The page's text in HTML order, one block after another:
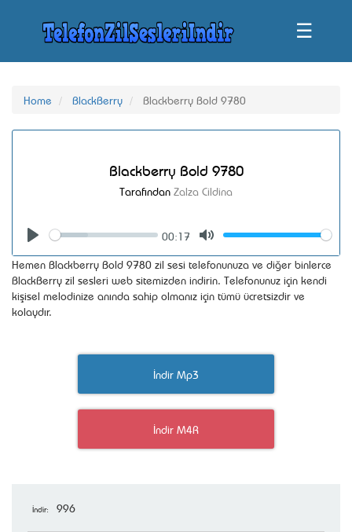
☰
Home BlackBerry Blackberry Bold 9780
Blackberry Bold 9780
Tarafından Zalza Cildina
Seek
00:17
Volume
Hemen Blackberry Bold 9780 zil sesi telefonunuza ve diğer binlerce
BlackBerry zil sesleri web sitemizden indirin. Telefonunuz için kendi
kişisel melodinize anında sahip olmanız için tümü ücretsizdir ve
kolaydır.
İndir Mp3
İndir M4R
İndir: 996